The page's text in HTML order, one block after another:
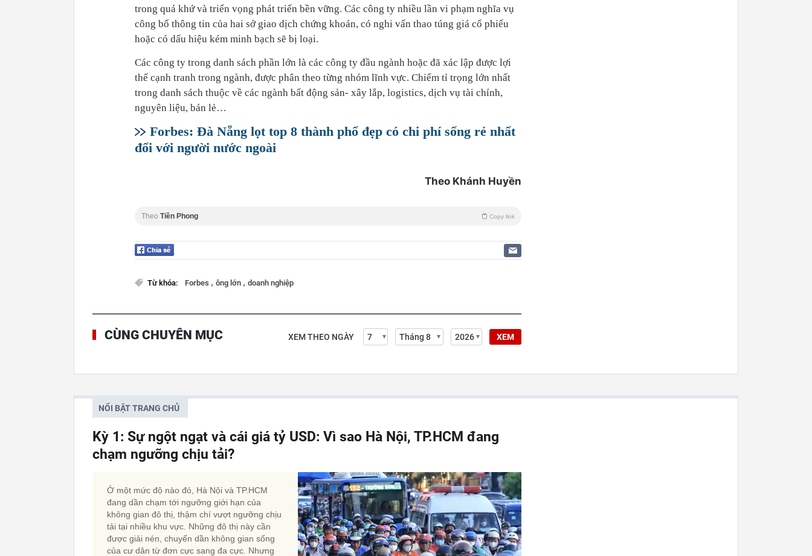
trong quá khứ và triển vọng phát triển bền vững. Các công ty nhiều lần vi phạm nghĩa vụ
công bố thông tin của hai sở giao dịch chứng khoán, có nghi vấn thao túng giá cổ phiếu
hoặc có dấu hiệu kém minh bạch sẽ bị loại.
Các công ty trong danh sách phần lớn là các công ty đầu ngành hoặc đã xác lập được lợi
thế cạnh tranh trong ngành, được phân theo từng nhóm lĩnh vực. Chiếm tỉ trọng lớn nhất
trong danh sách thuộc về các ngành bất động sản- xây lắp, logistics, dịch vụ tài chính,
nguyên liệu, bán lẻ…
Forbes: Đà Nẵng lọt top 8 thành phố đẹp có chi phí sống rẻ nhất
đối với người nước ngoài
Theo Khánh Huyền
Theo Tiền Phong Copy link
Từ khóa: Forbes , ông lớn , doanh nghiệp
CÙNG CHUYÊN MỤC XEM THEO NGÀY XEM
NỔI BẬT TRANG CHỦ
Kỳ 1: Sự ngột ngạt và cái giá tỷ USD: Vì sao Hà Nội, TP.HCM đang
chạm ngưỡng chịu tải?
Ở một mức độ nào đó, Hà Nội và TP.HCM
đang dần chạm tới ngưỡng giới hạn của
không gian đô thị, thậm chí vượt ngưỡng chịu
tải tại nhiều khu vực. Những đô thị này cần
được giải nén, chuyển dần không gian sống
của cư dân từ đơn cực sang đa cực. Nhưng